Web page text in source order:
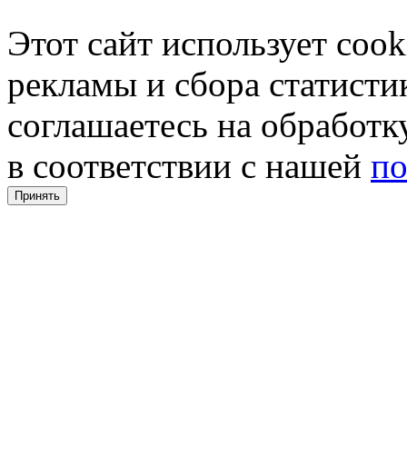
Этот сайт использует
рекламы и сбора
соглашаетесь на
в соответствии с нашей
Принять